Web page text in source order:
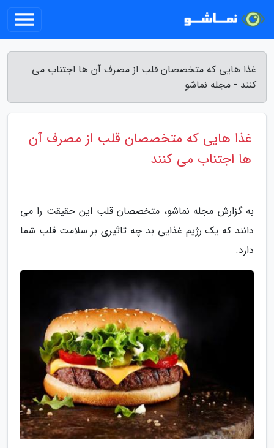
غذا هایی که متخصصان قلب از مصرف آن ها اجتناب می
کنند - مجله نماشو
غذا هایی که متخصصان قلب از مصرف آن
ها اجتناب می کنند
به گزارش مجله نماشو، متخصصان قلب این حقیقت را می
دانند که یک رژیم غذایی بد چه تاثیری بر سلامت قلب شما
دارد.